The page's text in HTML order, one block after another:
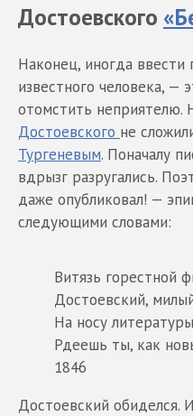
Достоевского
Наконец, иногда ввести
известного человека, —
отомстить неприятелю.
Достоевского не
Тургеневым. Поначалу
вдрызг разругались.
даже опубликовал! —
следующими словами:
Витязь горестной
Достоевский,
На носу литературы
Рдеешь ты, как
1846
Достоевский обиделся.